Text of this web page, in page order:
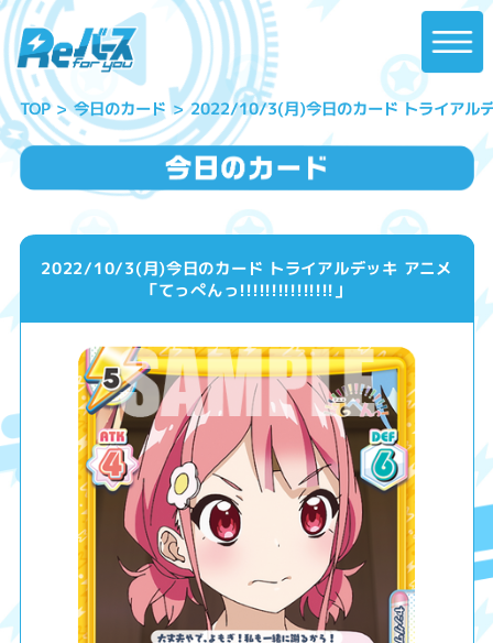
TOP 今日のカード 2022/10/3(月)今日のカード トライアル
2022/10/3(月)今日のカード トライアルデッキ アニメ
「てっぺんっ!!!!!!!!!!!!!!!」